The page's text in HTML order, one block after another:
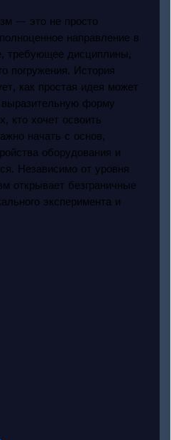
— это не просто
направление в
требующее дисциплины,
погружения. История
как простая идея может
форму
кто хочет освоить
начать с основ,
оборудования и
Независимо от уровня
открывает безграничные
эксперимента и